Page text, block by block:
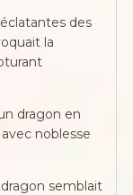
des
la
dragon en
noblesse
semblait